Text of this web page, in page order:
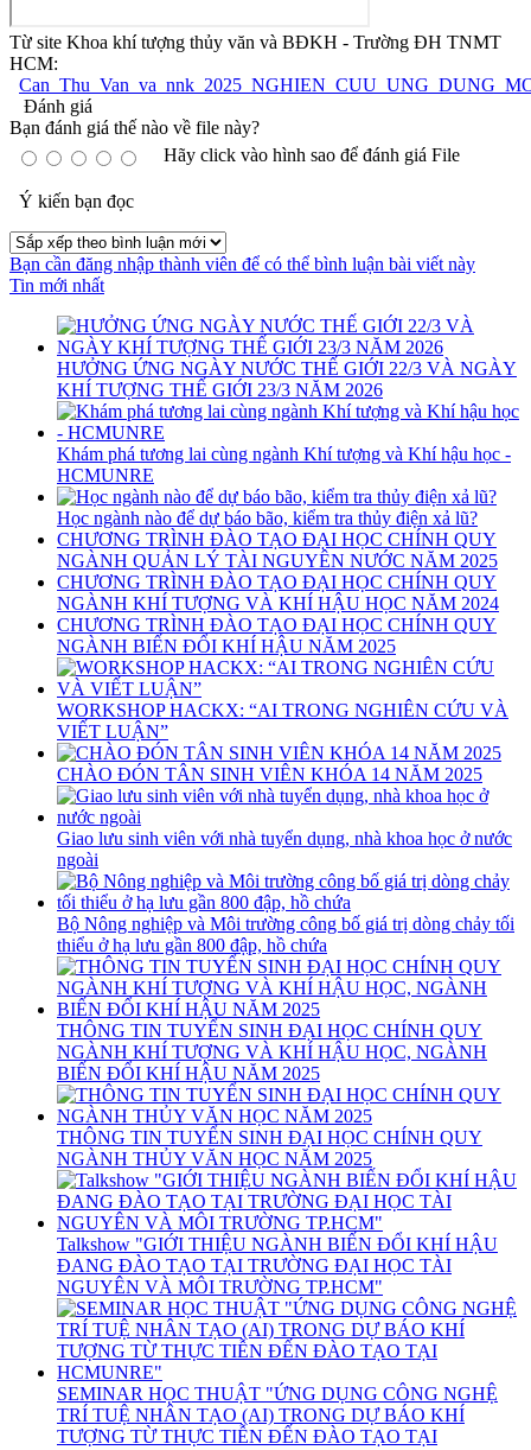
Từ site Khoa khí tượng thủy văn và BĐKH - Trường ĐH TNMT
HCM:
Đánh giá
Bạn đánh giá thế nào về file này?
Hãy click vào hình sao để đánh giá File
Ý kiến bạn đọc
Bạn cần đăng nhập thành viên để có thể bình luận bài viết này
Tin mới nhất
HƯỞNG ỨNG NGÀY NƯỚC THẾ GIỚI 22/3 VÀ NGÀY
KHÍ TƯỢNG THẾ GIỚI 23/3 NĂM 2026
Khám phá tương lai cùng ngành Khí tượng và Khí hậu học -
HCMUNRE
Học ngành nào để dự báo bão, kiểm tra thủy điện xả lũ?
CHƯƠNG TRÌNH ĐÀO TẠO ĐẠI HỌC CHÍNH QUY
NGÀNH QUẢN LÝ TÀI NGUYÊN NƯỚC NĂM 2025
CHƯƠNG TRÌNH ĐÀO TẠO ĐẠI HỌC CHÍNH QUY
NGÀNH KHÍ TƯỢNG VÀ KHÍ HẬU HỌC NĂM 2024
CHƯƠNG TRÌNH ĐÀO TẠO ĐẠI HỌC CHÍNH QUY
NGÀNH BIẾN ĐỔI KHÍ HẬU NĂM 2025
WORKSHOP HACKX: “AI TRONG NGHIÊN CỨU VÀ
VIẾT LUẬN”
CHÀO ĐÓN TÂN SINH VIÊN KHÓA 14 NĂM 2025
Giao lưu sinh viên với nhà tuyển dụng, nhà khoa học ở nước
ngoài
Bộ Nông nghiệp và Môi trường công bố giá trị dòng chảy tối
thiểu ở hạ lưu gần 800 đập, hồ chứa
THÔNG TIN TUYỂN SINH ĐẠI HỌC CHÍNH QUY
NGÀNH KHÍ TƯỢNG VÀ KHÍ HẬU HỌC, NGÀNH
BIẾN ĐỔI KHÍ HẬU NĂM 2025
THÔNG TIN TUYỂN SINH ĐẠI HỌC CHÍNH QUY
NGÀNH THỦY VĂN HỌC NĂM 2025
Talkshow "GIỚI THIỆU NGÀNH BIẾN ĐỔI KHÍ HẬU
ĐANG ĐÀO TẠO TẠI TRƯỜNG ĐẠI HỌC TÀI
NGUYÊN VÀ MÔI TRƯỜNG TP.HCM"
SEMINAR HỌC THUẬT "ỨNG DỤNG CÔNG NGHỆ
TRÍ TUỆ NHÂN TẠO (AI) TRONG DỰ BÁO KHÍ
TƯỢNG TỪ THỰC TIỄN ĐẾN ĐÀO TẠO TẠI